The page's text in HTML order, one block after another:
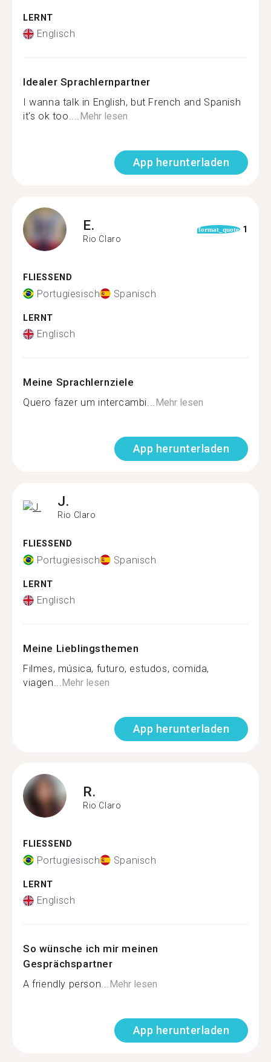
LERNT
Englisch
Idealer Sprachlernpartner
I wanna talk in English, but French and Spanish
it's ok too....Mehr lesen
App herunterladen
E.
Rio Claro
format_quote 1
FLIESSEND
Portugiesisch Spanisch
LERNT
Englisch
Meine Sprachlernziele
Quero fazer um intercambi...Mehr lesen
App herunterladen
J.
Rio Claro
FLIESSEND
Portugiesisch Spanisch
LERNT
Englisch
Meine Lieblingsthemen
Filmes, música, futuro, estudos, comida,
viagen...Mehr lesen
App herunterladen
R.
Rio Claro
FLIESSEND
Portugiesisch Spanisch
LERNT
Englisch
So wünsche ich mir meinen
Gesprächspartner
A friendly person...Mehr lesen
App herunterladen